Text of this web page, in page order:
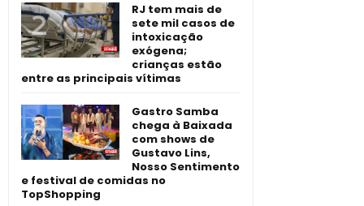
RJ tem mais de
sete mil casos de
intoxicação
exógena;
crianças estão
entre as principais vítimas
Gastro Samba
chega à Baixada
com shows de
Gustavo Lins,
Nosso Sentimento
e festival de comidas no
TopShopping